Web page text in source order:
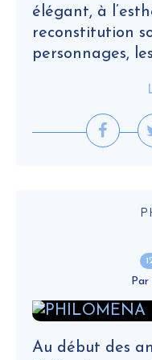
élégant, à
reconstitution
personnages,
Par
Au début des